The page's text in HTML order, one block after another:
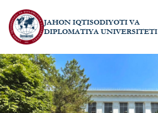
JAHON IQTISODIYOTI VA
DIPLOMATIYA UNIVERSITETI